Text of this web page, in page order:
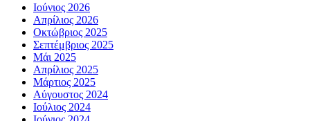
Ιούνιος 2026
Απρίλιος 2026
Οκτώβριος 2025
Σεπτέμβριος 2025
Μάι 2025
Απρίλιος 2025
Μάρτιος 2025
Αύγουστος 2024
Ιούλιος 2024